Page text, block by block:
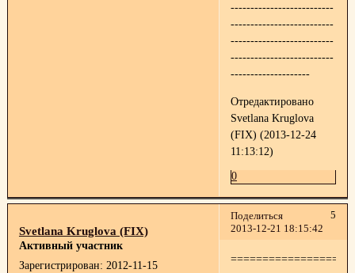
--------------------------
--------------------------
--------------------------
--------------------------
--------------------
Отредактировано
Svetlana Kruglova
(FIX) (2013-12-24
11:13:12)
0
Поделиться
5
2013-12-21 18:15:42
Svetlana Kruglova (FIX)
Активный участник
Зарегистрирован: 2012-11-15